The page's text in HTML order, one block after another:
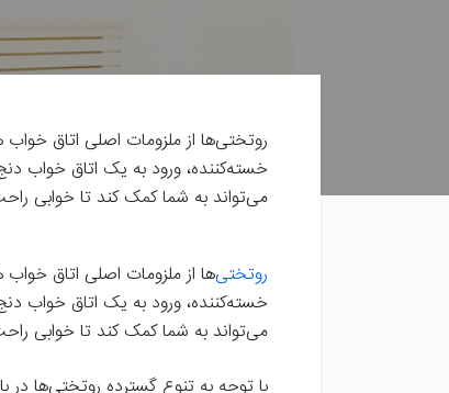
روتختی‌ها از ملزومات اصلی اتاق
خسته‌کننده، ورود به یک اتاق
می‌تواند به شما کمک کند تا خوابی
روتختی‌ها از ملزومات اصلی اتاق
خسته‌کننده، ورود به یک اتاق
می‌تواند به شما کمک کند تا خوابی
با توجه به تنوع گسترده روتختی‌ها در